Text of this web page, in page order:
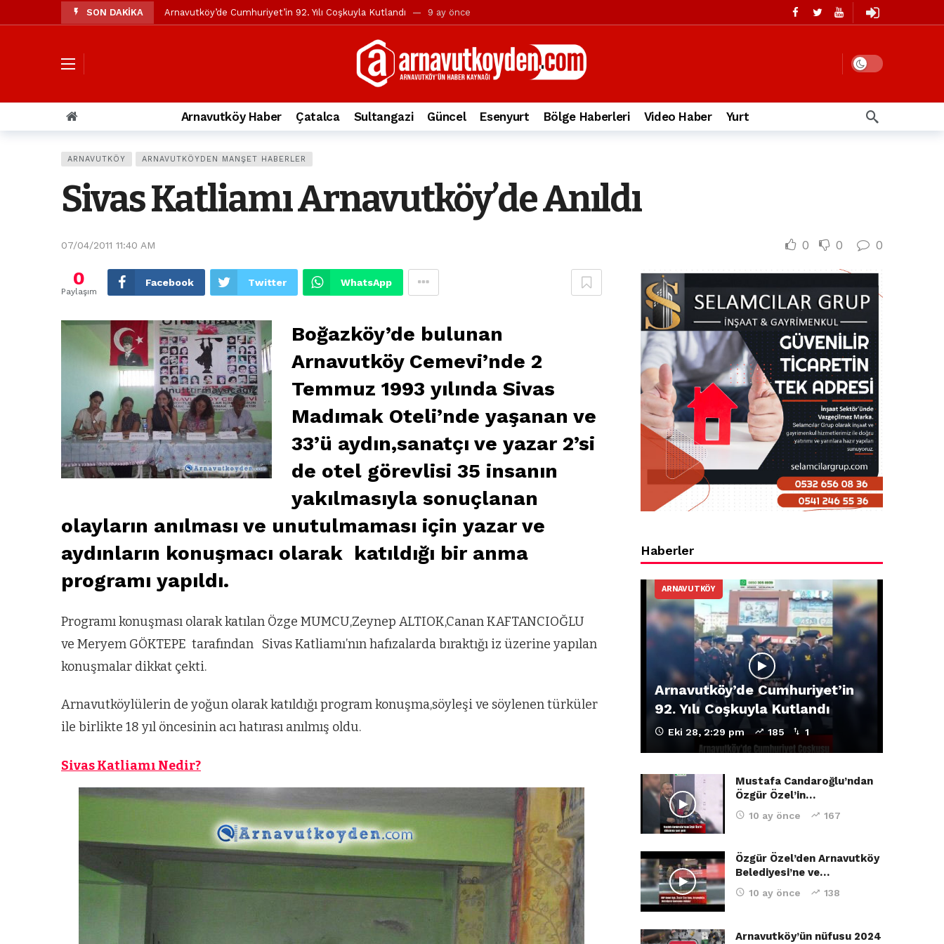
SON DAKİKA Arnavutköy’de Cumhuriyet’in 92. Yılı Coşkuyla Kutlandı 9 ay önce
Özgür Özel’den Arnavutköy Belediyesi’ne ve Mustafa Candaroğlu’na yönelik suçlamalar 10 ay önce
Arnavutköy’ün nüfusu 2024 yılında 344.868’e ulaştı 1 yıl önce
Arnavutköy Taşoluk’ta seyir halindeki otomobil alev alev yandı. 2 yıl önce
Arnavutköy İmrahor Mahallesi sakinleri protesto gösterisi düzenledi 2 yıl önce
Toprak kaydı: 3 hafriyat kamyonu birbirlerinin üzerine devrildi
İstanbul Havalimanı yolundaki kazada, taksideki yolcu öldü 3 yıl önce
Arnavutkoy Belediyesi’ne su baskını tepkisi 3 yıl önce
Arnavutköy Haber Çatalca Sultangazi Güncel Esenyurt Bölge Haberleri Video Haber Yurt
ARNAVUTKÖY ARNAVUTKÖYDEN MANŞET HABERLER
Sivas Katliamı Arnavutköy’de Anıldı
07/04/2011 11:40 AM 0 0 0
0
Paylaşım
Facebook Twitter WhatsApp
Boğazköy’de bulunan
Arnavutköy Cemevi’nde 2
Temmuz 1993 yılında Sivas
Madımak Oteli’nde yaşanan ve
33’ü aydın,sanatçı ve yazar 2’si
de otel görevlisi 35 insanın
yakılmasıyla sonuçlanan
olayların anılması ve unutulmaması için yazar ve
aydınların konuşmacı olarak katıldığı bir anma
programı yapıldı.
Programı konuşması olarak katılan Özge MUMCU,Zeynep ALTIOK,Canan KAFTANCIOĞLU
ve Meryem GÖKTEPE tarafından Sivas Katliamı’nın hafızalarda bıraktığı iz üzerine yapılan
konuşmalar dikkat çekti.
Arnavutköylülerin de yoğun olarak katıldığı program konuşma,söyleşi ve söylenen türküler
ile birlikte 18 yıl öncesinin acı hatırası anılmış oldu.
Sivas Katliamı Nedir?
Haberler
ARNAVUTKÖY
Arnavutköy’de Cumhuriyet’in
92. Yılı Coşkuyla Kutlandı
Eki 28, 2:29 pm 185 1
Mustafa Candaroğlu’ndan
Özgür Özel’in…
10 ay önce 167
Özgür Özel’den Arnavutköy
Belediyesi’ne ve…
10 ay önce 138
Arnavutköy’ün nüfusu 2024